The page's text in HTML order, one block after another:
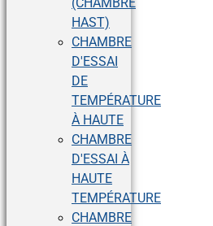
HAST)
CHAMBRE
D'ESSAI
DE
TEMPÉRATURE
À HAUTE
CHAMBRE
D'ESSAI À
HAUTE
TEMPÉRATURE
CHAMBRE